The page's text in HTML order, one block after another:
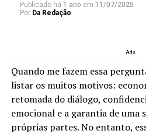
Publicado há 1 ano em 11/07/2025
Por Da Redação
Ads
Quando me fazem essa
listar os muitos motivos:
retomada do diálogo,
emocional e a garantia de uma
próprias partes. No entanto,